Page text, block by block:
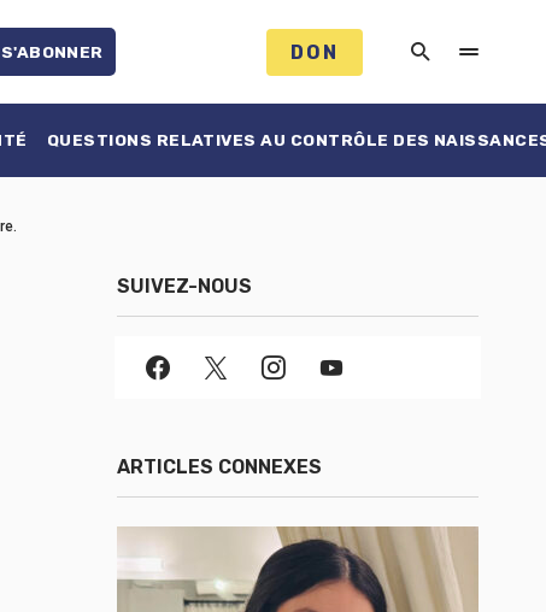
S'ABONNER DON
QUESTIONS RELATIVES AU CONTRÔLE DES
SUIVEZ-NOUS
ARTICLES CONNEXES